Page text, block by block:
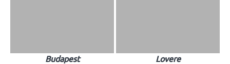
Budapest Lovere